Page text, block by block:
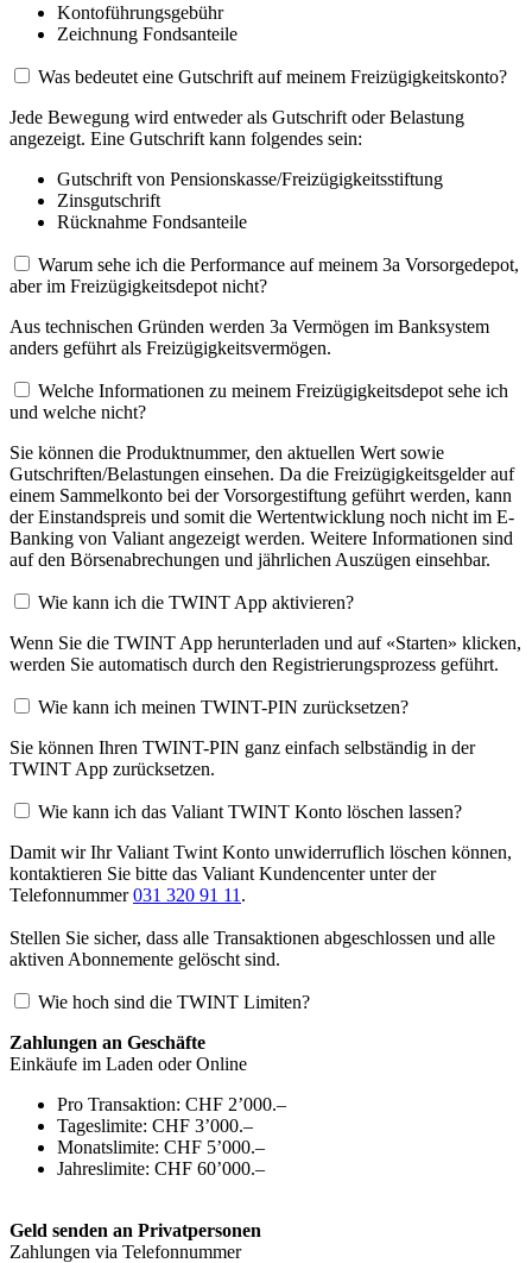
Kontoführungsgebühr
Zeichnung Fondsanteile
Was bedeutet eine Gutschrift auf meinem Freizügigkeitskonto?
Jede Bewegung wird entweder als Gutschrift oder Belastung
angezeigt. Eine Gutschrift kann folgendes sein:
Gutschrift von Pensionskasse/Freizügigkeitsstiftung
Zinsgutschrift
Rücknahme Fondsanteile
Warum sehe ich die Performance auf meinem 3a Vorsorgedepot,
aber im Freizügigkeitsdepot nicht?
Aus technischen Gründen werden 3a Vermögen im Banksystem
anders geführt als Freizügigkeitsvermögen.
Welche Informationen zu meinem Freizügigkeitsdepot sehe ich
und welche nicht?
Sie können die Produktnummer, den aktuellen Wert sowie
Gutschriften/Belastungen einsehen. Da die Freizügigkeitsgelder auf
einem Sammelkonto bei der Vorsorgestiftung geführt werden, kann
der Einstandspreis und somit die Wertentwicklung noch nicht im E-
Banking von Valiant angezeigt werden. Weitere Informationen sind
auf den Börsenabrechungen und jährlichen Auszügen einsehbar.
Wie kann ich die TWINT App aktivieren?
Wenn Sie die TWINT App herunterladen und auf «Starten» klicken,
werden Sie automatisch durch den Registrierungsprozess geführt.
Wie kann ich meinen TWINT-PIN zurücksetzen?
Sie können Ihren TWINT-PIN ganz einfach selbständig in der
TWINT App zurücksetzen.
Wie kann ich das Valiant TWINT Konto löschen lassen?
Damit wir Ihr Valiant Twint Konto unwiderruflich löschen können,
kontaktieren Sie bitte das Valiant Kundencenter unter der
Telefonnummer031 320 91 11 .
Stellen Sie sicher, dass alle Transaktionen abgeschlossen und alle
aktiven Abonnemente gelöscht sind.
Wie hoch sind die TWINT Limiten?
Zahlungen an Geschäfte
Einkäufe im Laden oder Online
Pro Transaktion: CHF 2’000.–
Tageslimite: CHF 3’000.–
Monatslimite: CHF 5’000.–
Jahreslimite: CHF 60’000.–
Geld senden an Privatpersonen
Zahlungen via Telefonnummer